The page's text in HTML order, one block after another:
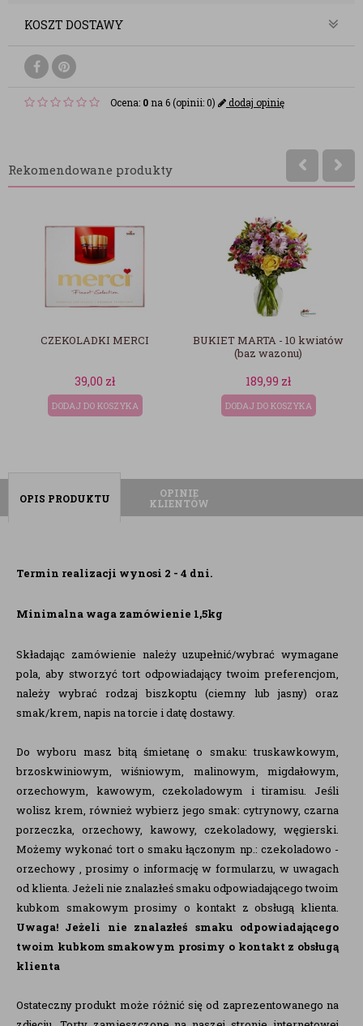
KOSZT DOSTAWY
Ocena: 0 na 6 (opinii: 0) dodaj opinię
Rekomendowane produkty
BUKIET MARTA - 10 kwiatów
189,99
DODAJ DO KOSZYKA
BUKIET GEMMA
189,99
DODAJ DO KOSZYKA
OPIS PRODUKTU
OPINIE
KLIENTÓW
Termin realizacji wynosi 2 - 4 dni.
Minimalna waga zamówienie 1,5kg
Składając zamówienie należy uzupełnić/wybrać wymagane
pola, aby stworzyć tort odpowiadający twoim preferencjom,
należy wybrać rodzaj biszkoptu (ciemny lub jasny) oraz
smak/krem, napis na torcie i datę dostawy.
Do wyboru masz bitą śmietanę o smaku: truskawkowym,
brzoskwiniowym, wiśniowym, malinowym, migdałowym,
orzechowym, kawowym, czekoladowym i tiramisu. Jeśli
wolisz krem, również wybierz jego smak: cytrynowy, czarna
porzeczka, orzechowy, kawowy, czekoladowy, węgierski.
Możemy wykonać tort o smaku łączonym np.: czekoladowo -
orzechowy , prosimy o informację w formularzu, w uwagach
od klienta. Jeżeli nie znalazłeś smaku odpowiadającego twoim
kubkom smakowym prosimy o kontakt z obsługą klienta.
Uwaga! Jeżeli nie znalazłeś smaku odpowiadającego
twoim kubkom smakowym prosimy o kontakt z obsługą
klienta
Ostateczny produkt może różnić się od zaprezentowanego na